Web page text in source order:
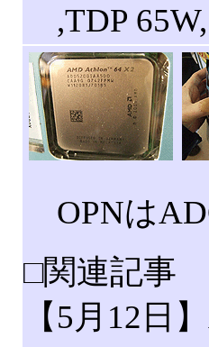
,TDP
OPNは
□関連記事
【5月12日